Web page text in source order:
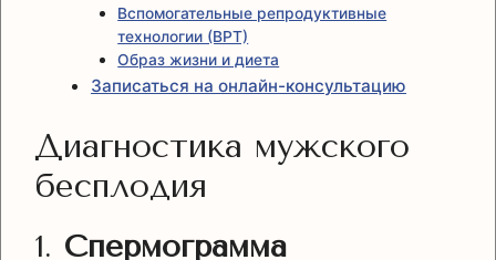
Вспомогательные репродуктивные
технологии (ВРТ)
Образ жизни и диета
Записаться на онлайн-консультацию
Диагностика мужского
бесплодия
1. Спермограмма